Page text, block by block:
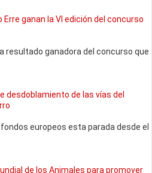
Erre ganan la VI edición del concurso
resultado ganadora del concurso que
desdoblamiento de las vías del
europeos esta parada desde el
de los Animales para promover